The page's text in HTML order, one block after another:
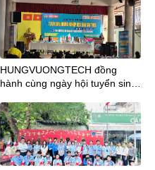
HUNGVUONGTECH đồng
hành cùng ngày hội tuyển sinh